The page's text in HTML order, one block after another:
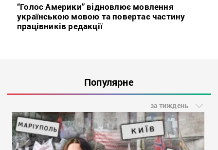
“Голос Америки” відновлює мовлення
українською мовою та повертає частину
працівників редакції
Популярне
за тиждень